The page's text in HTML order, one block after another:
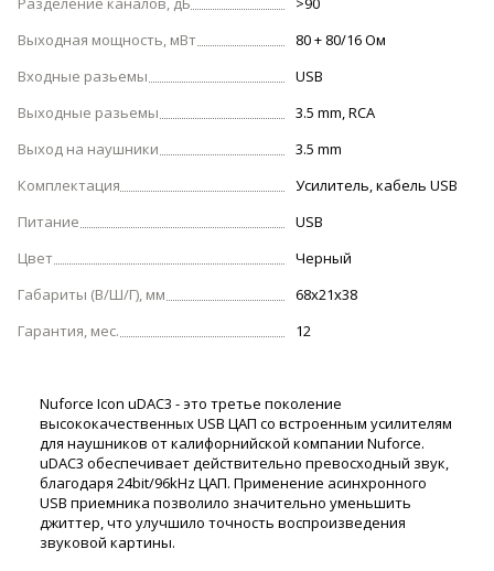
Выходная мощность, мВт
80 + 80/16 Ом
Входные разьемы
USB
Выходные разьемы
3.5 mm, RCA
Выход на наушники
3.5 mm
Комплектация
Усилитель, кабель USB
Питание
USB
Цвет
Черный
Габариты (В/Ш/Г), мм
68x21x38
Гарантия, мес.
12
Nuforce Icon uDAC3 - это третье поколение
высококачественных USB ЦАП со встроенным усилителям
для наушников от калифорнийской компании Nuforce.
uDAC3 обеспечивает действительно превосходный звук,
благодаря 24bit/96kHz ЦАП. Применение асинхронного
USB приемника позволило значительно уменьшить
джиттер, что улучшило точность воспроизведения
звуковой картины.